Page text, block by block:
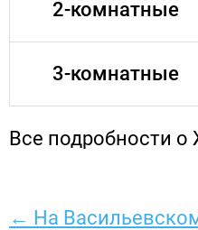
2-комнатные
3-комнатные
Все подробности
← На